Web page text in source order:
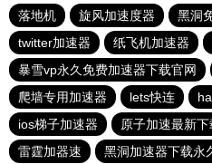
落地机
旋风加速度器 黑洞
twitter加速器
纸飞机加速器
暴雪vp永久免费加速器下载官网
爬墙专用加速器
lets快连
ios梯子加速器
原子加速最新下
雷霆加器速
黑洞加速器下载永